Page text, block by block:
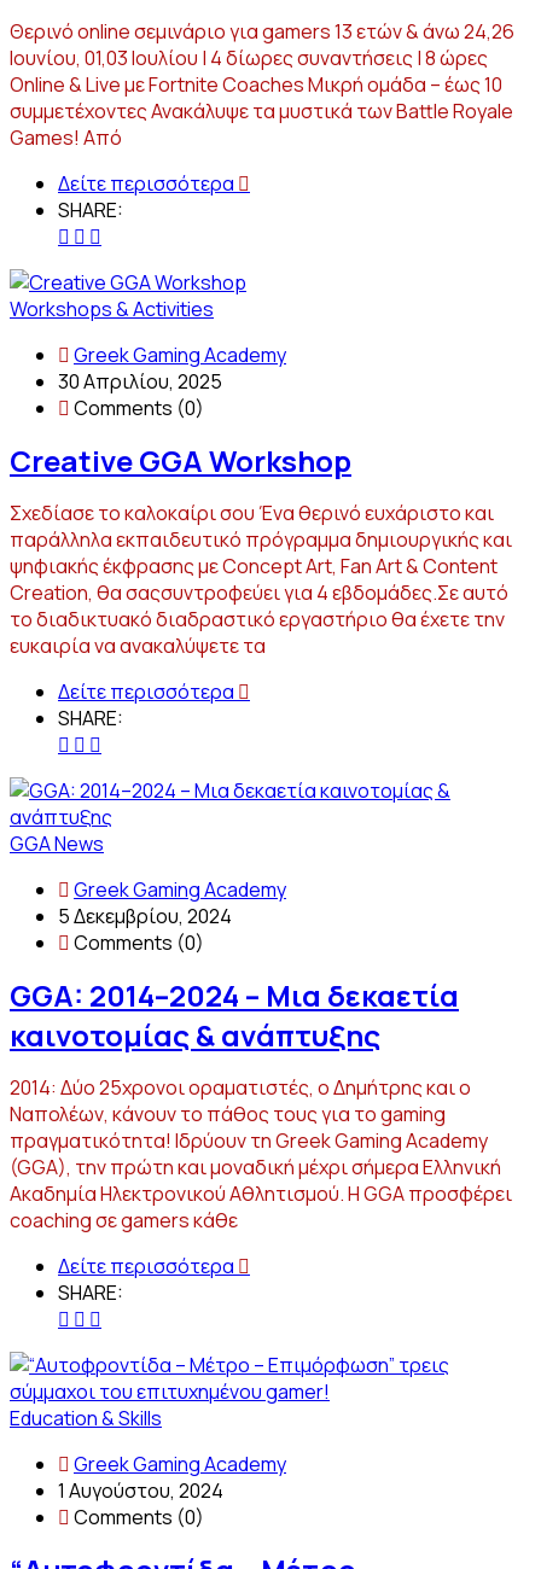
Θερινό online σεμινάριο για gamers 13 ετών & άνω 24,26
Ιουνίου, 01,03 Ιουλίου | 4 δίωρες συναντήσεις | 8 ώρες
Online & Live με Fortnite Coaches Μικρή ομάδα – έως 10
συμμετέχοντες Ανακάλυψε τα μυστικά των Battle Royale
Games! Από
Δείτε περισσότερα
SHARE:
Workshops & Activities
Greek Gaming Academy
30 Απριλίου, 2025
Comments (0)
Creative GGA Workshop
Σχεδίασε το καλοκαίρι σου Ένα θερινό ευχάριστο και
παράλληλα εκπαιδευτικό πρόγραμμα δημιουργικής και
ψηφιακής έκφρασης με Concept Art, Fan Art & Content
Creation, θα σαςσυντροφεύει για 4 εβδομάδες.Σε αυτό
το διαδικτυακό διαδραστικό εργαστήριο θα έχετε την
ευκαιρία να ανακαλύψετε τα
Δείτε περισσότερα
SHARE:
GGA News
Greek Gaming Academy
5 Δεκεμβρίου, 2024
Comments (0)
GGA: 2014–2024 – Μια δεκαετία
καινοτομίας & ανάπτυξης
2014: Δύο 25χρονοι οραματιστές, ο Δημήτρης και ο
Ναπολέων, κάνουν το πάθος τους για το gaming
πραγματικότητα! Ιδρύουν τη Greek Gaming Academy
(GGA), την πρώτη και μοναδική μέχρι σήμερα Ελληνική
Ακαδημία Ηλεκτρονικού Αθλητισμού. Η GGA προσφέρει
coaching σε gamers κάθε
Δείτε περισσότερα
SHARE:
Education & Skills
Greek Gaming Academy
1 Αυγούστου, 2024
Comments (0)